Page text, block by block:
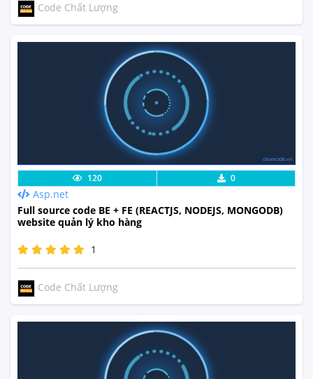
Code Chất Lượng
cleancode.vn
Lưu code Xem Thực Tế
120 0
Asp.net
Full source code BE + FE (REACTJS, NODEJS, MONGODB)
website quản lý kho hàng
1
Code Chất Lượng